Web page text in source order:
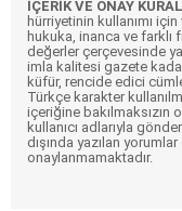
İÇERİK VE ONAY
hürriyetinin kullanımı
hukuka, inanca ve
değerler çerçevesinde
imla kalitesi gazete
küfür, rencide edici
Türkçe karakter
içeriğine bakılmaksızın
kullanıcı adlarıyla
dışında yazılan
onaylanmamaktadır.